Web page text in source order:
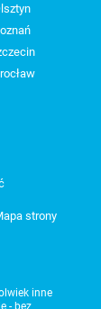
strony
inne
- bez